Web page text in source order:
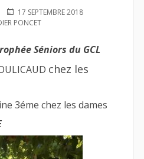
PUBLIÉ
LE
17 SEPTEMBRE 2018
PONCET
Séniors du GCL
chez les
3éme chez les dames